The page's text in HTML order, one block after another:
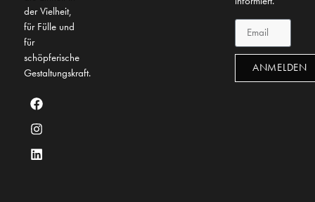
der Vielheit,
für Fülle und
für
schöpferische
Gestaltungskraft.
ANMELDEN